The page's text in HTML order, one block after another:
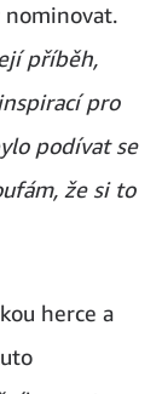
nominovat.
příběh,
pro
podívat se
že si to
herce a